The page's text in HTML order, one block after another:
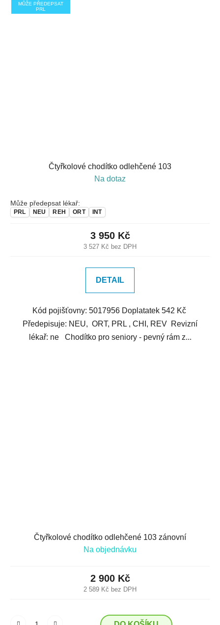
MŮŽE PŘEDEPSAT
PRL
Čtyřkolové chodítko odlehčené 103
Na dotaz
Může předepsat lékař:
PRL NEU REH ORT INT
3 527 Kč bez DPH
3 950 Kč
DETAIL
Kód pojišťovny: 5017956 Doplatatek 542 Kč
Předepisuje: NEU, ORT, PRL , CHI, REV Revizní
lékař: ne Chodítko pro seniory - pevný rám z...
Čtyřkolové chodítko odlehčené 103 zánovní
Na objednávku
2 589 Kč bez DPH
2 900 Kč